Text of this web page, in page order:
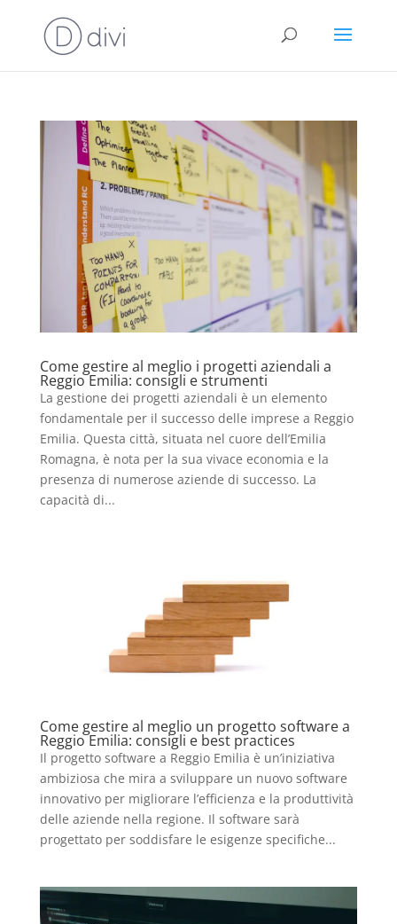
Come gestire al meglio i progetti aziendali a
Reggio Emilia: consigli e strumenti
La gestione dei progetti aziendali è un elemento
fondamentale per il successo delle imprese a Reggio
Emilia. Questa città, situata nel cuore dell’Emilia
Romagna, è nota per la sua vivace economia e la
presenza di numerose aziende di successo. La
capacità di...
Come gestire al meglio un progetto software a
Reggio Emilia: consigli e best practices
Il progetto software a Reggio Emilia è un’iniziativa
ambiziosa che mira a sviluppare un nuovo software
innovativo per migliorare l’efficienza e la produttività
delle aziende nella regione. Il software sarà
progettato per soddisfare le esigenze specifiche...